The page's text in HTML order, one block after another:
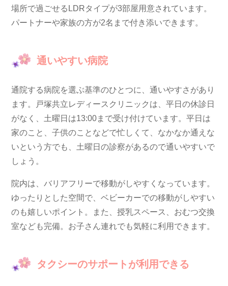
場所で過ごせるLDRタイプが3部屋用意されています。
パートナーや家族の方が2名まで付き添いできます。
通いやすい病院
通院する病院を選ぶ基準のひとつに、通いやすさがあり
ます。戸塚共立レディースクリニックは、平日の休診日
がなく、土曜日は13:00まで受け付けています。平日は
家のこと、子供のことなどで忙しくて、なかなか通えな
いという方でも、土曜日の診察があるので通いやすいで
しょう。
院内は、バリアフリーで移動がしやすくなっています。
ゆったりとした空間で、ベビーカーでの移動がしやすい
のも嬉しいポイント。また、授乳スペース、おむつ交換
室なども完備。お子さん連れでも気軽に利用できます。
タクシーのサポートが利用できる